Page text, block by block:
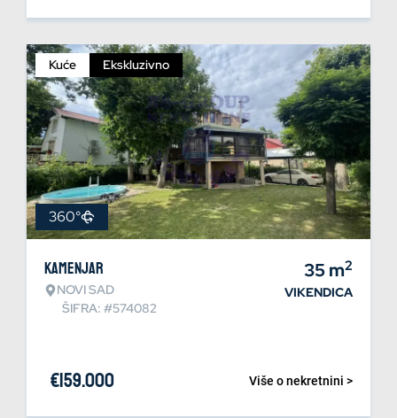
Kuće Ekskluzivno
360°
Kamenjar
NOVI SAD
ŠIFRA: #574082
35m2
VIKENDICA
Više o nekretnini >
€159.000